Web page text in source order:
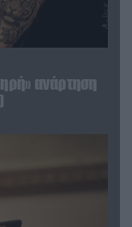
ανάρτηση